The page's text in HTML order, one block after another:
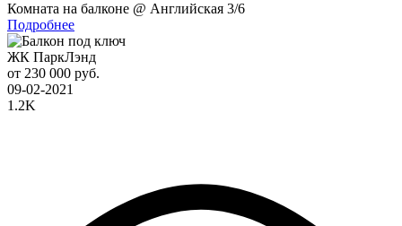
Комната на балконе @ Английская 3/6
Подробнее
ЖК ПаркЛэнд
от 230 000 руб.
09-02-2021
1.2K